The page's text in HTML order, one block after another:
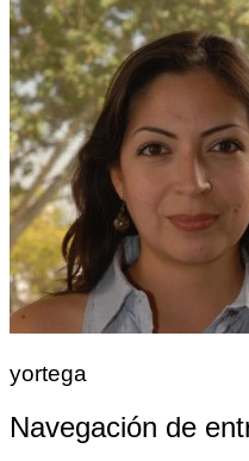
yortega
Navegación de